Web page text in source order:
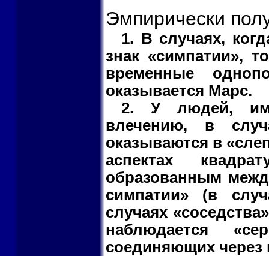
Эмпирически
1. В случаях,
знак «симпатии»,
временные
оказывается Марс.
2. У людей,
влечению, в
оказываются в
аспектах
образованным
симпатии» (в
случаях
наблюдается
соединяющих